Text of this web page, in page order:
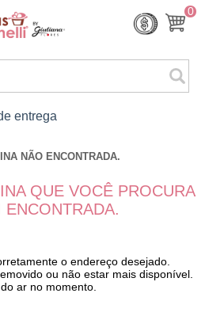
0
entrega
Shopping
Monte
sua
Cesta
NÃO ENCONTRADA.
QUE VOCÊ PROCURA
ENCONTRADA.
o endereço desejado.
ou não estar mais disponível.
ar no momento.